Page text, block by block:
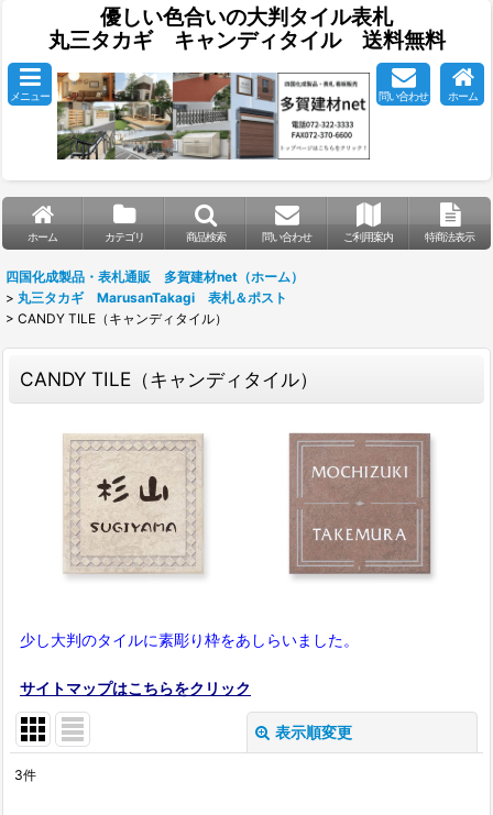
優しい色合いの大判タイル表札
丸三タカギ キャンディタイル 送料無料
メニュー 問い合わせ ホーム
ホーム カテゴリ 商品検索 問い合わせ ご利用案内 特商法表示
四国化成製品・表札通販 多賀建材net（ホーム）
> 丸三タカギ MarusanTakagi 表札＆ポスト
> CANDY TILE（キャンディタイル）
CANDY TILE（キャンディタイル）
少し大判のタイルに素彫り枠をあしらいました。
サイトマップはこちらをクリック
表示順変更
3件